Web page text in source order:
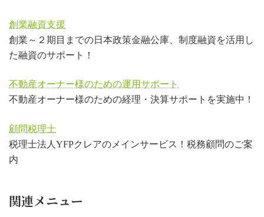
創業融資支援
創業～２期目までの日本政策金融公庫、制度融資を活用し
た融資のサポート！
不動産オーナー様のための運用サポート
不動産オーナー様のための経理・決算サポートを実施中！
顧問税理士
税理士法人YFPクレアのメインサービス！税務顧問のご案
内
関連メニュー